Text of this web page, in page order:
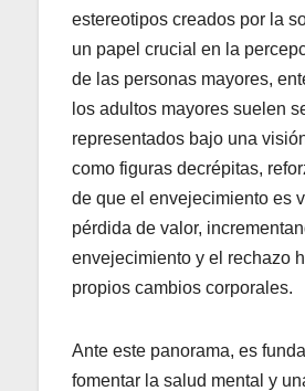
estereotipos creados por la
un papel crucial en la
de las personas mayores,
los adultos mayores suelen
representados bajo una
como figuras decrépitas,
de que el envejecimiento es
pérdida de valor,
envejecimiento y el rechazo
propios cambios corporales.
Ante este panorama, es
fomentar la salud mental y